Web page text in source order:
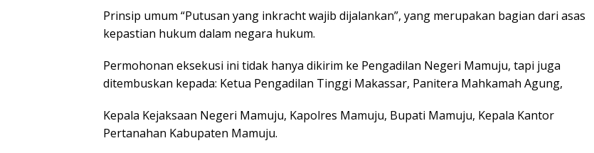
Prinsip umum “Putusan yang inkracht wajib dijalankan”, yang merupakan bagian dari asas
kepastian hukum dalam negara hukum.
Permohonan eksekusi ini tidak hanya dikirim ke Pengadilan Negeri Mamuju, tapi juga
ditembuskan kepada: Ketua Pengadilan Tinggi Makassar, Panitera Mahkamah Agung,
Kepala Kejaksaan Negeri Mamuju, Kapolres Mamuju, Bupati Mamuju, Kepala Kantor
Pertanahan Kabupaten Mamuju.